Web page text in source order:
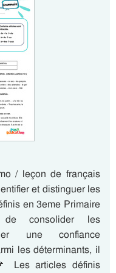
/ leçon de français
et distinguer les
en 3eme Primaire
consolider les
une confiance
les déterminants, il
Les articles définis